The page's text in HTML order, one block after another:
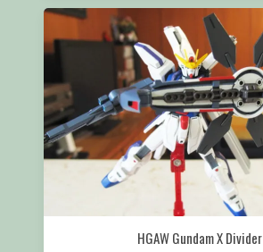
HGAW Gundam X Divider